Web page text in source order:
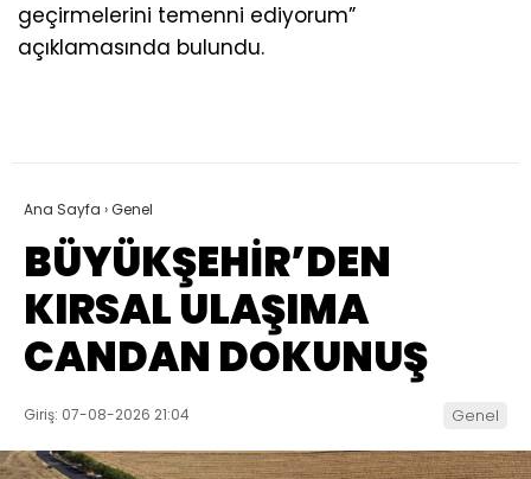
geçirmelerini temenni ediyorum”
açıklamasında bulundu.
Ana Sayfa ›Genel
BÜYÜKŞEHİR’DEN
KIRSAL ULAŞIMA
CANDAN DOKUNUŞ
Giriş: 07-08-2026 21:04 Genel